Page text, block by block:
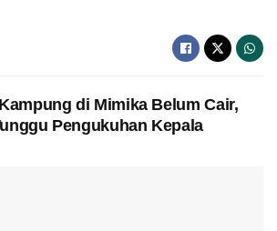
di Mimika Belum Cair,
Pengukuhan Kepala